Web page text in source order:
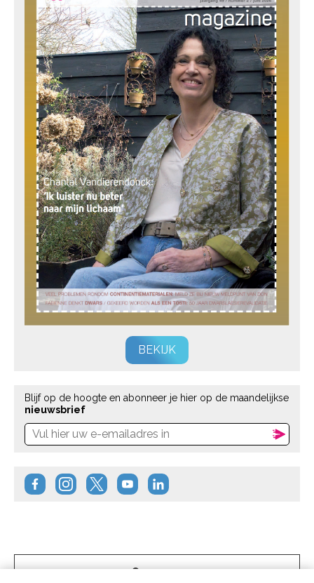
BEKIJK
Blijf op de hoogte en abonneer je hier op de maandelijkse
nieuwsbrief
Over ons